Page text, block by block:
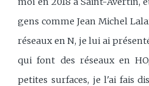
gens comme Jean Michel
réseaux en N, je lui ai
qui font des réseaux en
petites surfaces, je l'ai fais